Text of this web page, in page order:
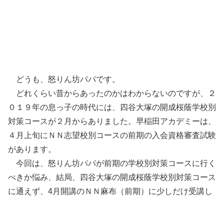
どうも、怒りん坊パパです。
どれくらい昔からあったのかはわからないのですが、２
０１９年の息っ子の時代には、四谷大塚の開成桜蔭学校別
対策コースが２月からありました。早稲田アカデミーは、
４月上旬にＮＮ志望校別コースの前期の入会資格審査試験
があります。
今回は、怒りん坊パパが前期の学校別対策コースに行く
べきか悩み、結局、四谷大塚の開成桜蔭学校別対策コース
に通えず、4月開講のＮＮ麻布（前期）に少しだけ受講し